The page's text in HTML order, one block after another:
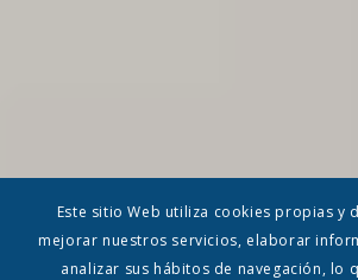
Este sitio Web utiliza cookies propias y
mejorar nuestros servicios, elaborar
analizar sus hábitos de navegación, lo